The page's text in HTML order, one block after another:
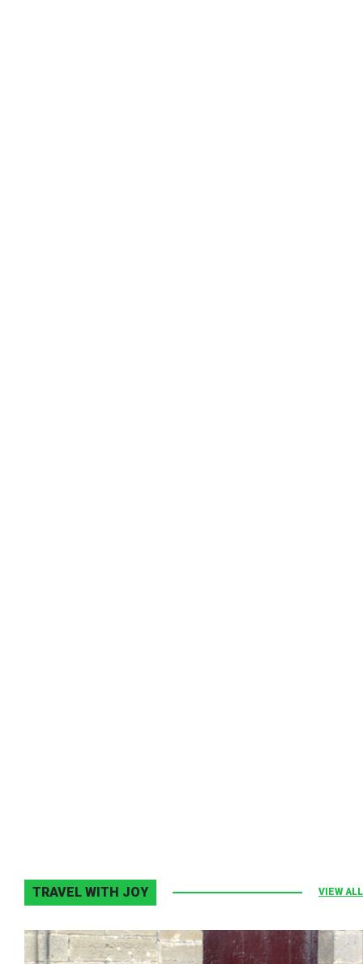
TRAVEL WITH JOY VIEW ALL